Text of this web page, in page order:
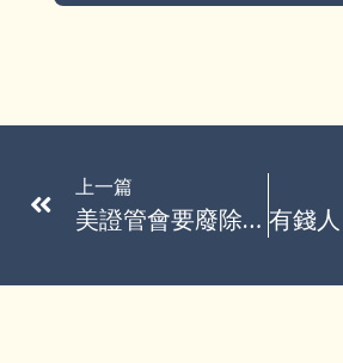
上一篇
美證管會要廢除企業季報 確立金融管制走向大幅寬鬆